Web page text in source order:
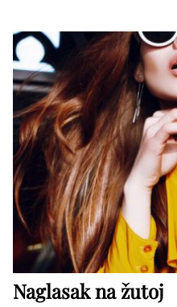
Naglasak na žutoj